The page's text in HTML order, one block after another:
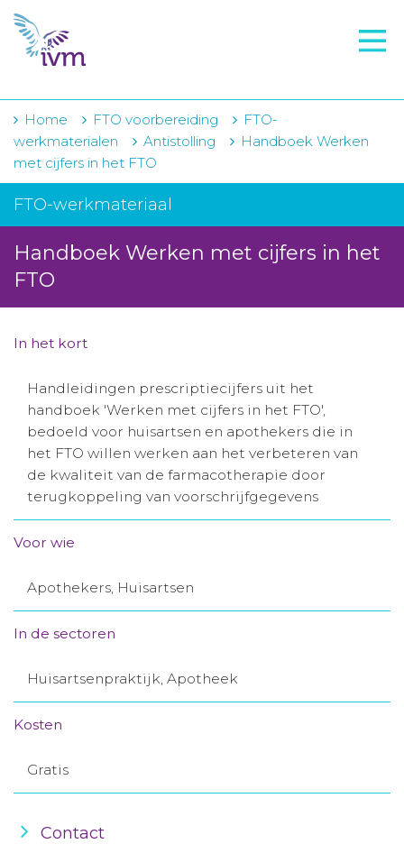
VMI
FTO voorbereiding
IVM-academie
Zorginstellingen
Projecten
Over IVM
Actueel
Contact
Winkelwagentje
Aanmelden nieuwsbrief
Inloggen
Home FTO voorbereiding
FTO-
werkmaterialen
Antistolling
Handboek Werken
met cijfers in het FTO
FTO-werkmateriaal
Handboek Werken met cijfers in het
FTO
In het kort
Handleidingen prescriptiecijfers uit het
handboek 'Werken met cijfers in het FTO',
bedoeld voor huisartsen en apothekers die in
het FTO willen werken aan het verbeteren van
de kwaliteit van de farmacotherapie door
terugkoppeling van voorschrijfgegevens
Voor wie
Apothekers, Huisartsen
In de sectoren
Huisartsenpraktijk, Apotheek
Kosten
Gratis
Contact